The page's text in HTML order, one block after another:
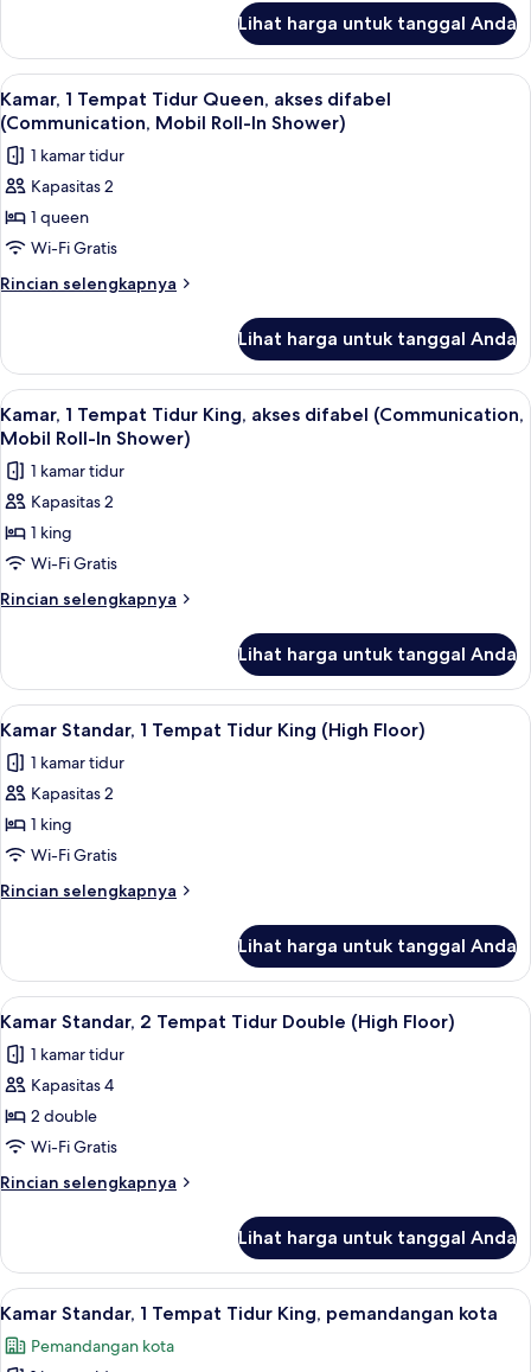
kota
(High
Floor)
Kamar
Standar,
2
Tempat
Tidur
Double,
pemandangan
(High
Floor)
Lihat harga untuk tanggal Anda
Lihat
semua
foto
untuk
Kamar,
1
Tempat
Tidur
difabel
(Communication,
Mobil
Roll-
In
Shower)
Brankas, meja kerja, tirai kedap
5
Kamar, 1 Tempat Tidur Queen, akses difabel
(Communication, Mobil Roll-In Shower)
1 kamar tidur
Kapasitas 2
1 queen
Wi-Fi Gratis
Rincian selengkapnya
Rincian
Kamar,
Tempat
Tidur
akses
difabel
(Communication,
Mobil
Roll-
Shower)
Lihat harga untuk tanggal Anda
Lihat
semua
foto
untuk
Kamar,
1
Tempat
Tidur
difabel
(Communication,
Mobil
Roll-
In
Shower)
Brankas, meja kerja, tirai kedap
4
Kamar, 1 Tempat Tidur King, akses difabel (Communication,
Mobil Roll-In Shower)
1 kamar tidur
Kapasitas 2
1 king
Wi-Fi Gratis
Rincian selengkapnya
Rincian
Kamar,
Tempat
King,
akses
(Communication,
Mobil
In
Lihat harga untuk tanggal Anda
Lihat
semua
foto
untuk
Kamar
Standar,
1
Tempat
King
(High
Floor)
Brankas, meja kerja, tirai kedap
6
Kamar Standar, 1 Tempat Tidur King (High Floor)
1 kamar tidur
Kapasitas 2
1 king
Wi-Fi Gratis
Rincian selengkapnya
Rincian
Kamar
Standar,
1
Tidur
King
Floor)
Lihat harga untuk tanggal Anda
Lihat
semua
foto
untuk
Kamar
Standar,
2
Tempat
Double
(High
Floor)
7
Kamar Standar, 2 Tempat Tidur Double (High Floor)
1 kamar tidur
Kapasitas 4
2 double
Wi-Fi Gratis
Rincian selengkapnya
Rincian
Kamar
Standar,
2
Tidur
Lihat harga untuk tanggal Anda
Lihat
semua
foto
Brankas, meja kerja, tirai kedap
8
Kamar Standar, 1 Tempat Tidur King, pemandangan kota
Pemandangan kota